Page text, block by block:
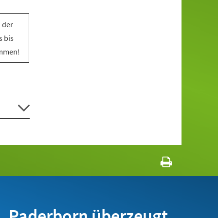
der
bis